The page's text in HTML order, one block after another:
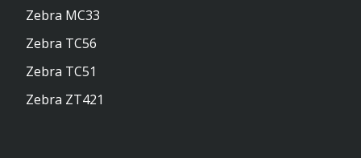
Zebra MC33
Zebra TC56
Zebra TC51
Zebra ZT421